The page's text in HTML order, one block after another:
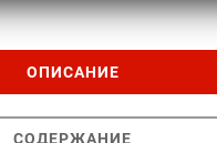
ОПИСАНИЕ
СОДЕРЖАНИЕ